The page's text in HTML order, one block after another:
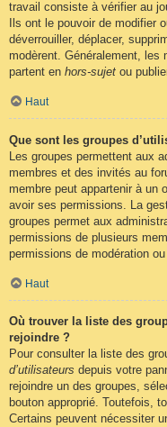
travail consiste à vérifier au
Ils ont le pouvoir de modifier
déverrouiller, déplacer,
modèrent. Généralement, les
partent en hors-sujet ou
Haut
Que sont les groupes
Les groupes permettent aux
membres et des invités au
membre peut appartenir à un
avoir ses permissions. La
groupes permet aux
permissions de plusieurs
permissions de modération
Haut
Où trouver la liste des
rejoindre ?
Pour consulter la liste des
d’utilisateurs depuis votre
rejoindre un des groupes,
bouton approprié. Toutefois,
Certains peuvent nécessiter